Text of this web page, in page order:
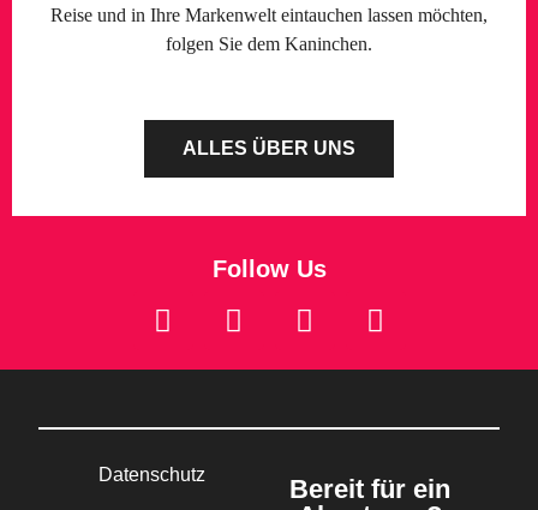
Reise und in Ihre Markenwelt eintauchen lassen möchten,
folgen Sie dem Kaninchen.
ALLES ÜBER UNS
Follow Us
Datenschutz
Bereit für ein